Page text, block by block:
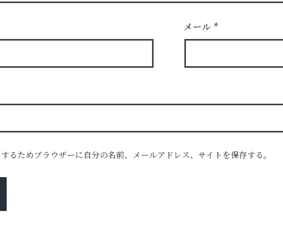
メール *
るためブラウザーに自分の名前、メールアドレス、サイトを保存する。